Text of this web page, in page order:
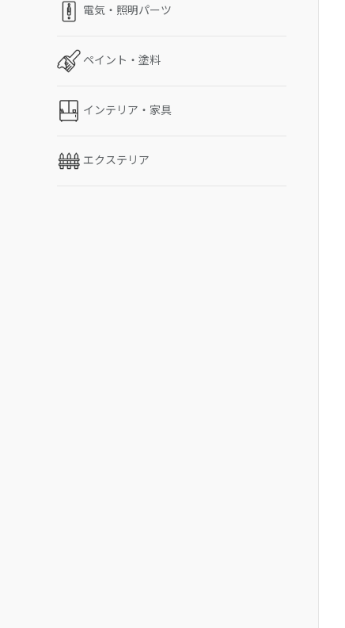
電気・照明パーツ
ペイント・塗料
インテリア・家具
エクステリア